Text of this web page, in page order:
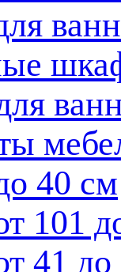
40 см
101
41 до